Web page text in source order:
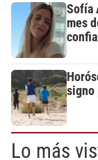
Sofía
mes
signo
Lo más